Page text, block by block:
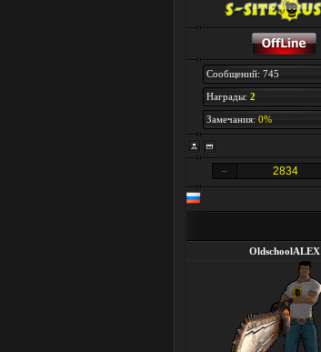
Сообщений: 745
Награды: 2
Замечания: 0%
2834
OldschoolALEX